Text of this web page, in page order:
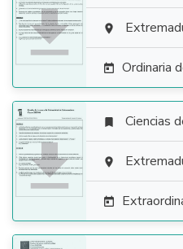
 
 Ordinaria

 Ciencias

